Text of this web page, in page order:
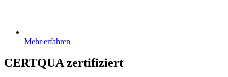
Mehr erfahren
CERTQUA zertifiziert